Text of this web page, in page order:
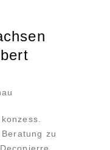
zu